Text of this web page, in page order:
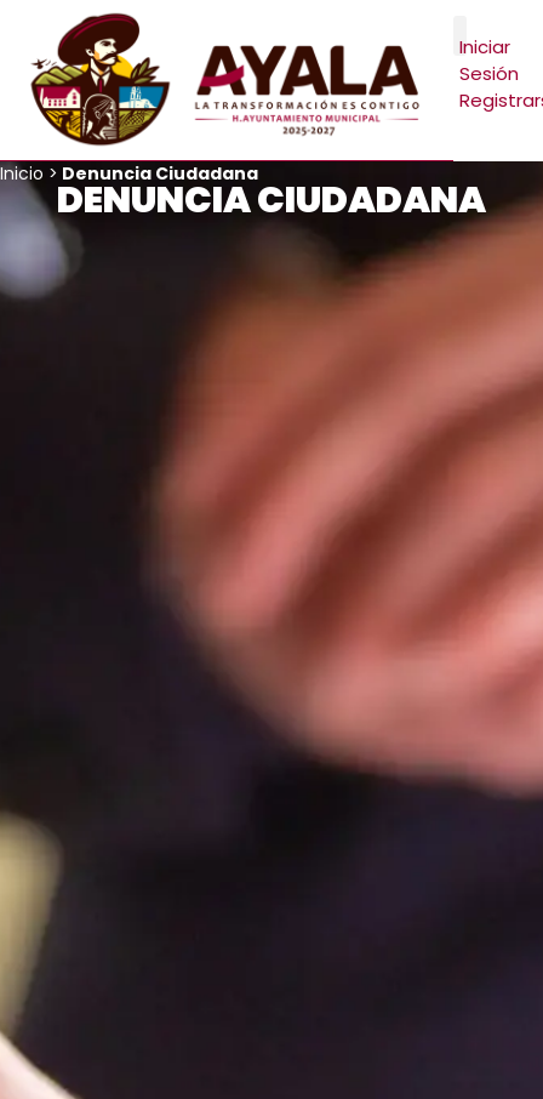
contenido
Iniciar
Sesión
Inicio > Denuncia Ciudadana
DENUNCIA CIUDADANA